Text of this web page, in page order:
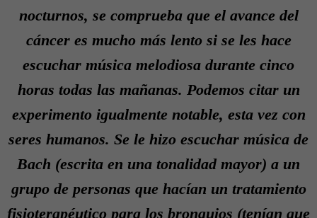
nocturnos, se comprueba que el avance del
cáncer es mucho más lento si se les hace
escuchar música melodiosa durante cinco
horas todas las mañanas. Podemos citar un
experimento igualmente notable, esta vez con
seres humanos. Se le hizo escuchar música de
Bach (escrita en una tonalidad mayor) a un
grupo de personas que hacían un tratamiento
fisioterapéutico para los bronquios (tenían que